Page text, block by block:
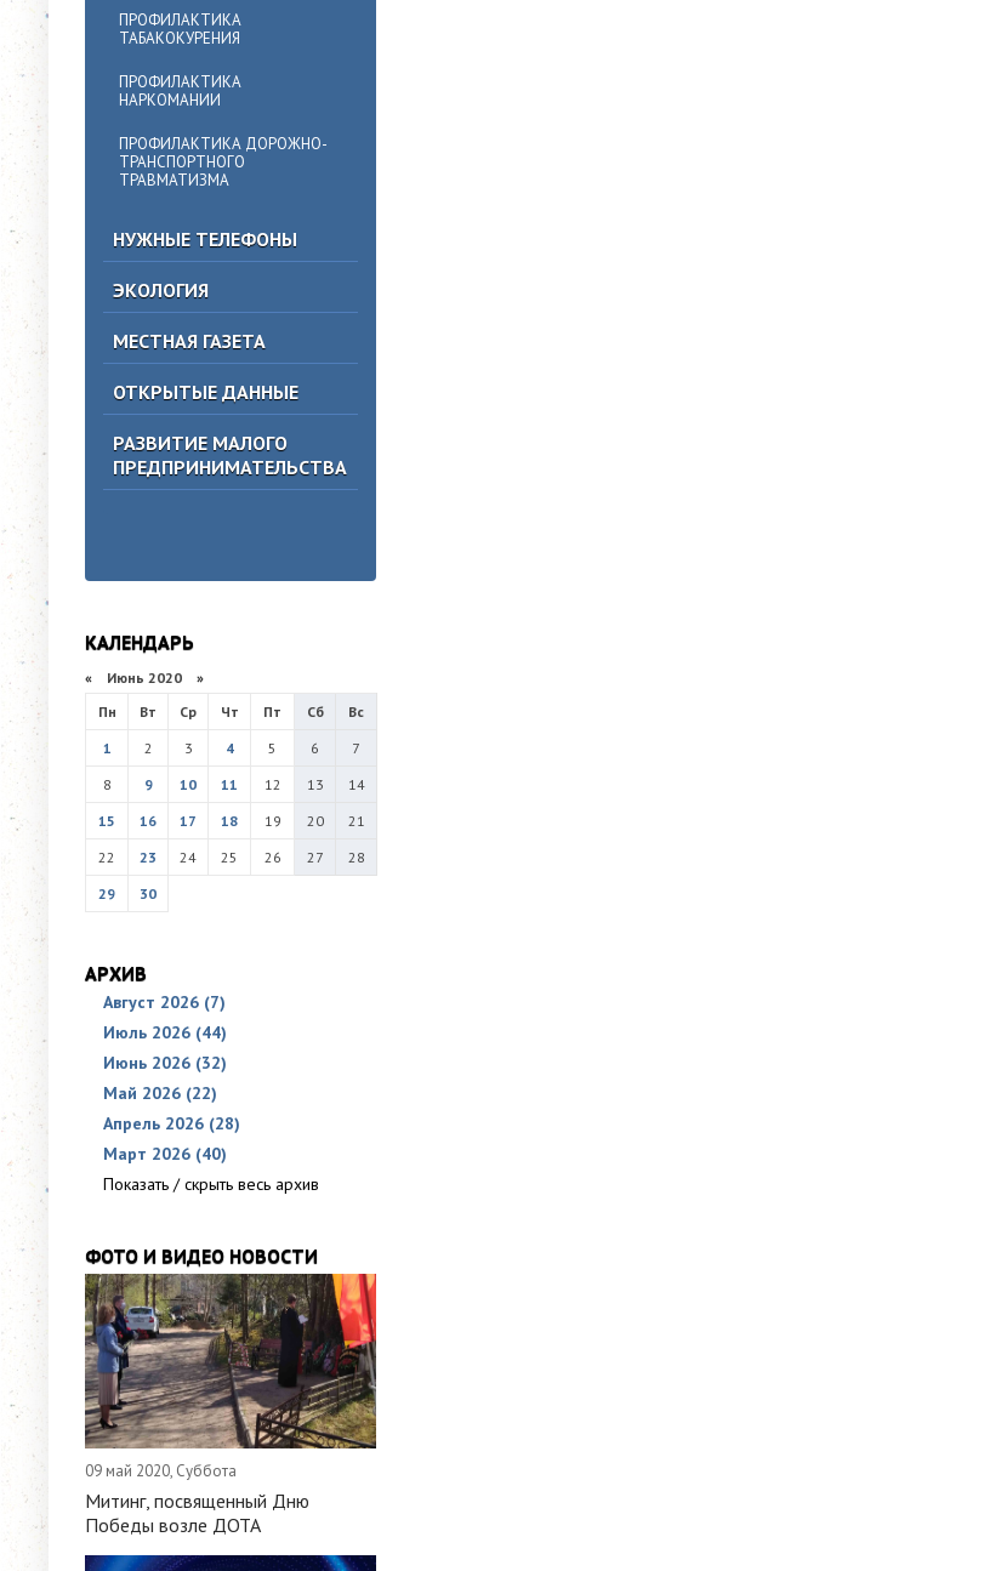
ПРОФИЛАКТИКА
ТАБАКОКУРЕНИЯ
ПРОФИЛАКТИКА
НАРКОМАНИИ
ПРОФИЛАКТИКА ДОРОЖНО-
ТРАНСПОРТНОГО
ТРАВМАТИЗМА
НУЖНЫЕ ТЕЛЕФОНЫ
ЭКОЛОГИЯ
МЕСТНАЯ ГАЗЕТА
ОТКРЫТЫЕ ДАННЫЕ
РАЗВИТИЕ МАЛОГО
ПРЕДПРИНИМАТЕЛЬСТВА
КАЛЕНДАРЬ
« Июнь 2020 »
Пн
Вт Ср Чт Пт Сб
Вс
1
2 3 4 5 6
7
8
9 10 11 12 13
14
15
16 17 18 19 20
21
22
23 24 25 26 27
28
29
30
АРХИВ
Август 2026 (7)
Июль 2026 (44)
Июнь 2026 (32)
Май 2026 (22)
Апрель 2026 (28)
Март 2026 (40)
Показать / скрыть весь архив
ФОТО И ВИДЕО НОВОСТИ
09 май 2020, Суббота
Митинг, посвященный Дню
Победы возле ДОТА